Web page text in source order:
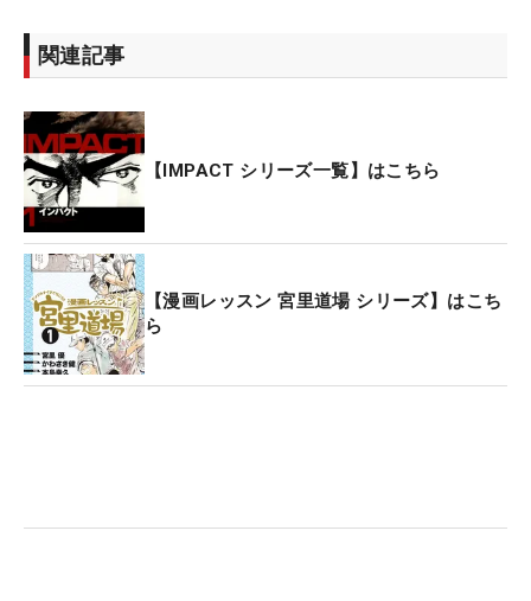
関連記事
【IMPACT シリーズ一覧】はこちら
【漫画レッスン 宮里道場 シリーズ】はこち
ら